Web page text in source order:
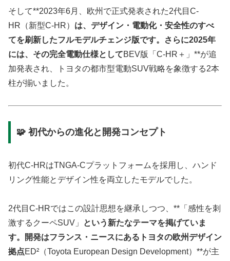
そして**2023年6月、欧州で正式発表された2代目C-
HR（新型C-HR） は、デザイン・電動化・安全性のすべ
てを刷新したフルモデルチェンジ版です。さらに2025年
には、その完全電動仕様としてBEV版「C-HR＋」**が追
加発表され、トヨタの都市型電動SUV戦略を象徴する2本
柱が揃いました。
🧩 初代からの進化と開発コンセプト
初代C-HRはTNGA-Cプラットフォームを採用し、ハンド
リング性能とデザイン性を両立したモデルでした。
2代目C-HRではこの設計思想を継承しつつ、**「感性を刺
激するクーペSUV」
という新たなテーマを掲げていま
す。開発はフランス・ニースにあるトヨタの欧州デザイン
拠点ED²（Toyota European Design Development）**が主